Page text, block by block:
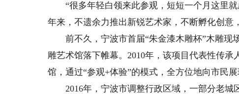
“很多年轻白领来此参观，短短一个月这里就
年来，不遗余力推出新锐艺术家，不断孵化创意
前不久，宁波市首届“朱金漆木雕杯”木雕现
雕艺术馆落下帷幕。2010年，该项目代表性传
馆，通过“参观+体验”的模式，全方位地向市民
2016年，宁波市调整行政区域，一部分老城